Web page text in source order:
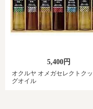
5,400円
オクルヤ オメガセレクトク
グオイル